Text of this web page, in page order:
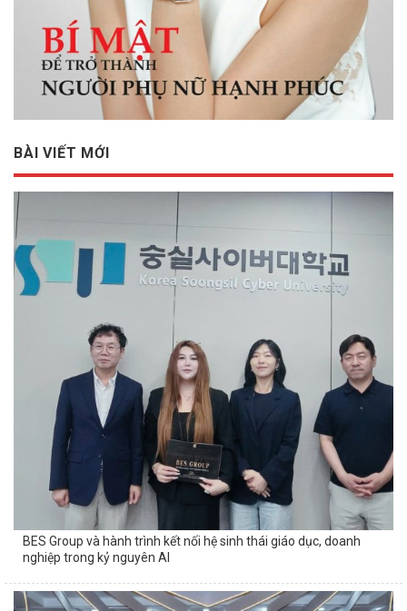
BÀI VIẾT MỚI
BES Group và hành trình kết nối hệ sinh thái giáo dục, doanh
nghiệp trong kỷ nguyên AI